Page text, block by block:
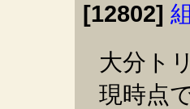
[12802]
大分ト
現時点